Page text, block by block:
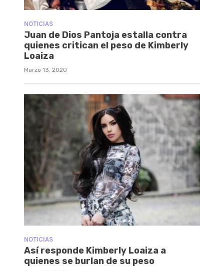
NOTICIAS
Juan de Dios Pantoja estalla contra
quienes critican el peso de Kimberly
Loaiza
Marzo 13, 2020
NOTICIAS
Así responde Kimberly Loaiza a
quienes se burlan de su peso